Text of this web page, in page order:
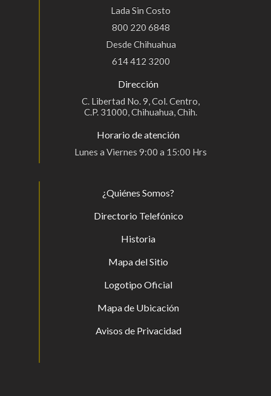
Lada Sin Costo
800 220 6848
Desde Chihuahua
614 412 3200
Dirección
C. Libertad No. 9, Col. Centro,
C.P. 31000, Chihuahua, Chih.
Horario de atención
Lunes a Viernes 9:00 a 15:00 Hrs
¿Quiénes Somos?
Directorio Telefónico
Historia
Mapa del Sitio
Logotipo Oficial
Mapa de Ubicación
Avisos de Privacidad